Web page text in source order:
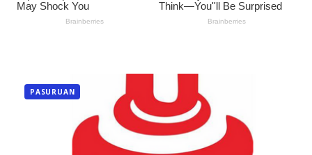
PASURUAN